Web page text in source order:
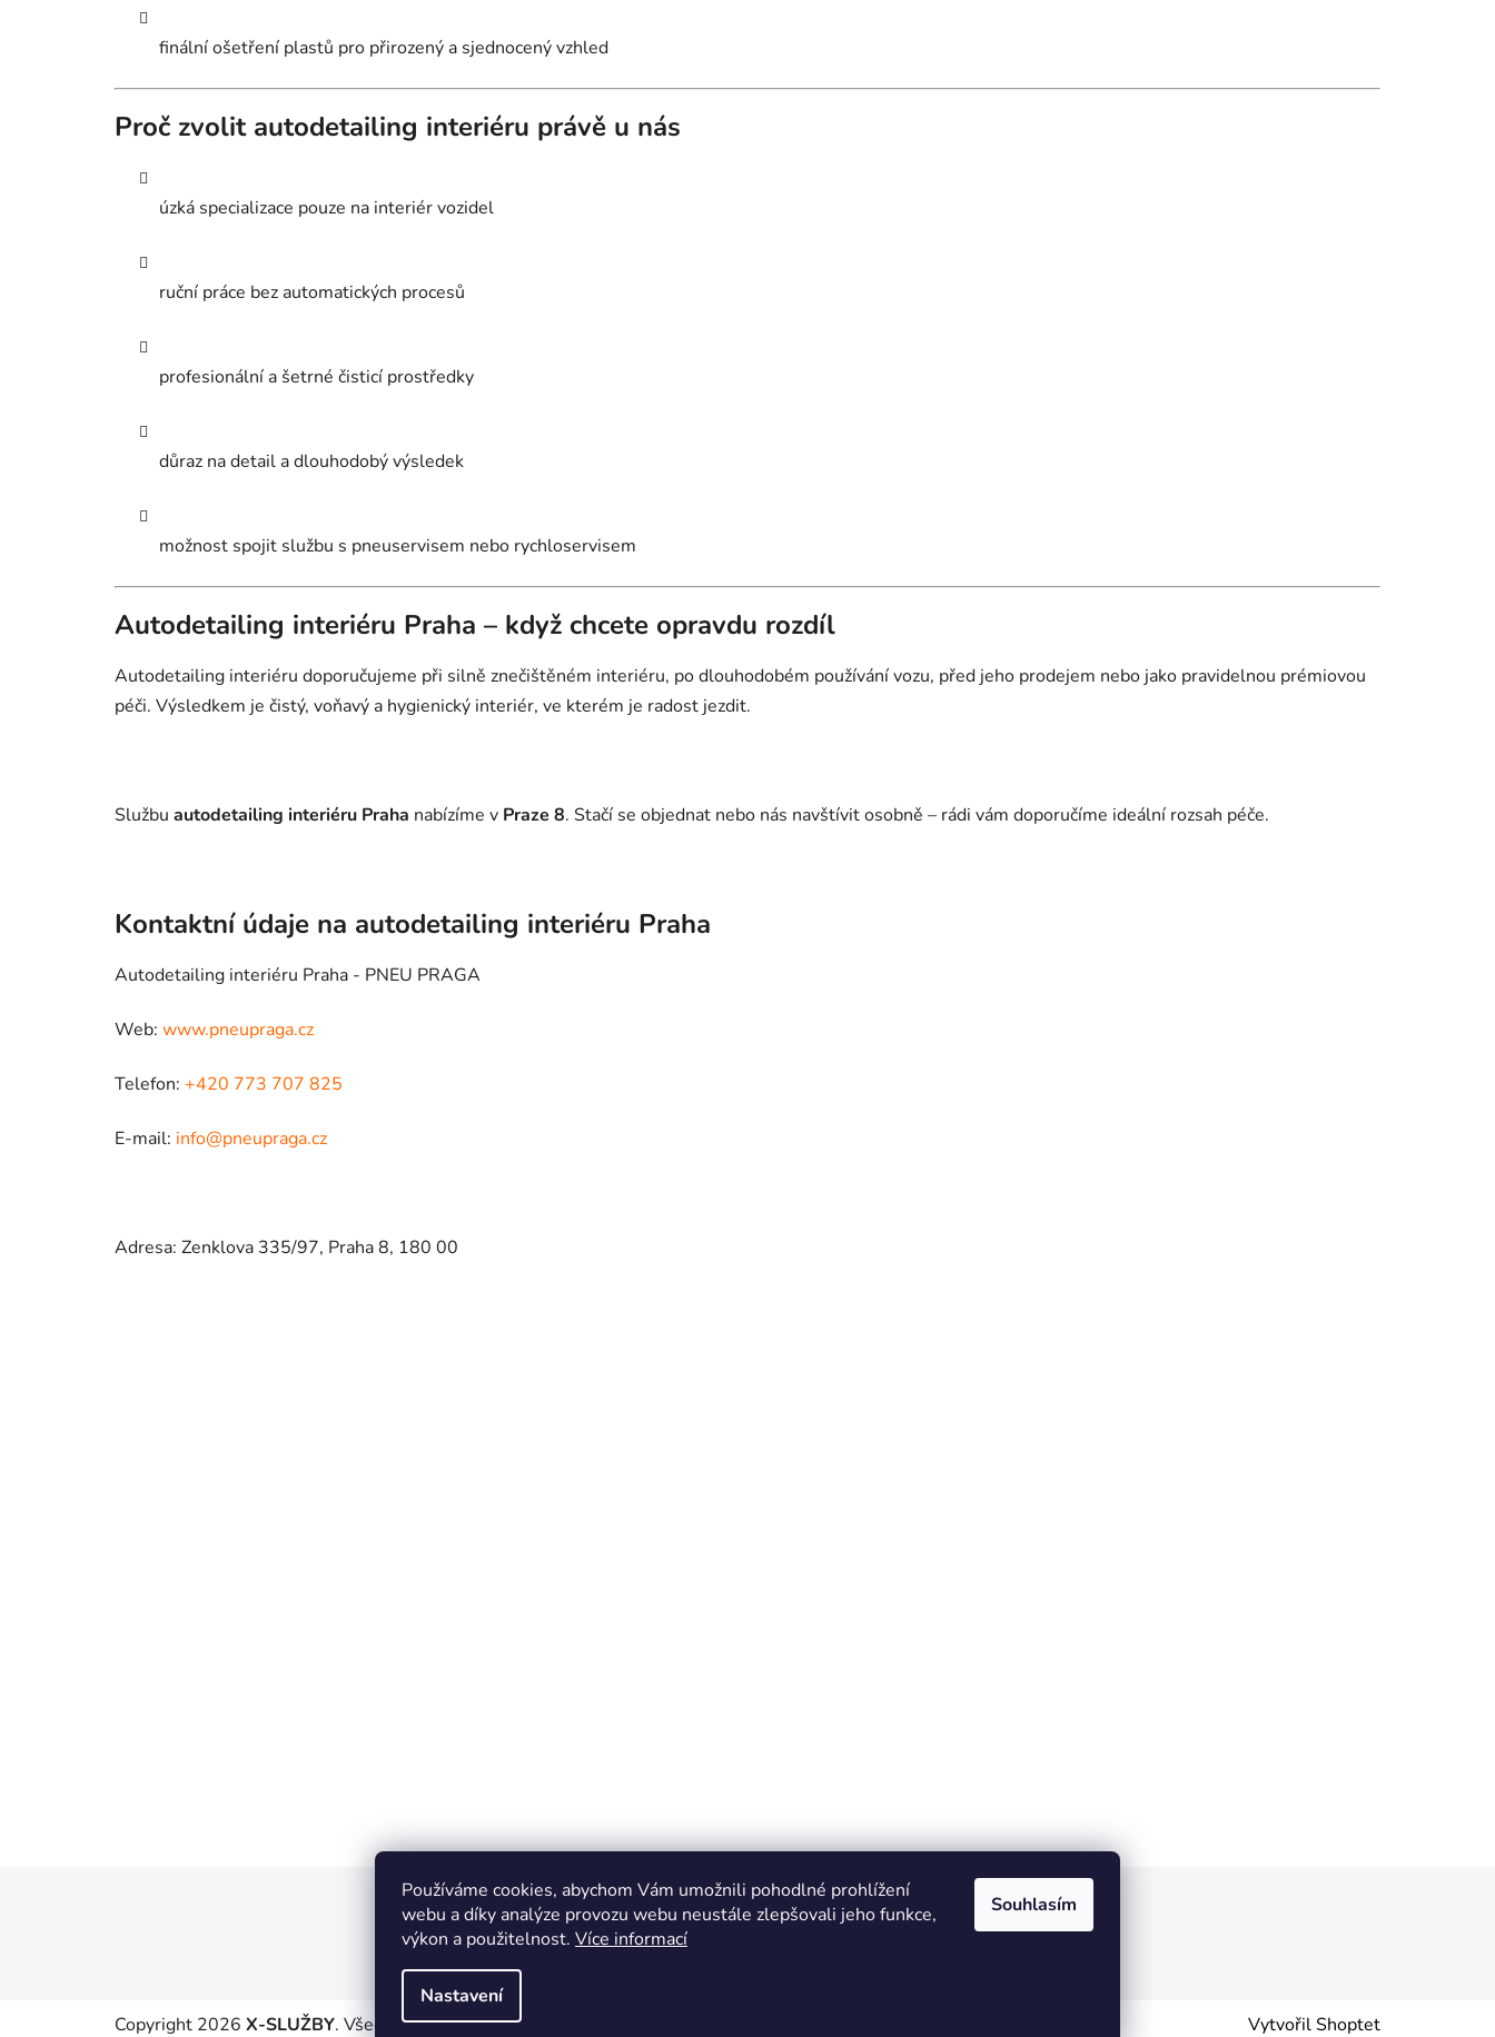
Používáme cookies, abychom Vám umožnili pohodlné prohlížení
webu a díky analýze provozu webu neustále zlepšovali jeho funkce,
výkon a použitelnost. Více informací
Nastavení
Souhlasím
finální ošetření plastů pro přirozený a sjednocený vzhled
Proč zvolit autodetailing interiéru právě u nás
úzká specializace pouze na interiér vozidel
ruční práce bez automatických procesů
profesionální a šetrné čisticí prostředky
důraz na detail a dlouhodobý výsledek
možnost spojit službu s pneuservisem nebo rychloservisem
Autodetailing interiéru Praha – když chcete opravdu rozdíl
Autodetailing interiéru doporučujeme při silně znečištěném interiéru, po dlouhodobém používání vozu, před jeho prodejem nebo jako pravidelnou prémiovou
péči. Výsledkem je čistý, voňavý a hygienický interiér, ve kterém je radost jezdit.
Službu autodetailing interiéru Praha nabízíme v Praze 8. Stačí se objednat nebo nás navštívit osobně – rádi vám doporučíme ideální rozsah péče.
Kontaktní údaje na autodetailing interiéru Praha
Autodetailing interiéru Praha - PNEU PRAGA
Web: www.pneupraga.cz
Telefon: +420 773 707 825
E-mail: info@pneupraga.cz
Adresa: Zenklova 335/97, Praha 8, 180 00
Online marketing zajišťuje společnost X-VISION Sitemap
Vytvořil Shoptet
Copyright 2026 X-SLUŽBY. Všechna práva vyhrazena.